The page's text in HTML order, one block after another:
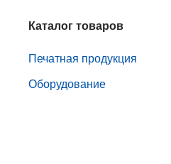
Каталог товаров
Печатная продукция
Оборудование